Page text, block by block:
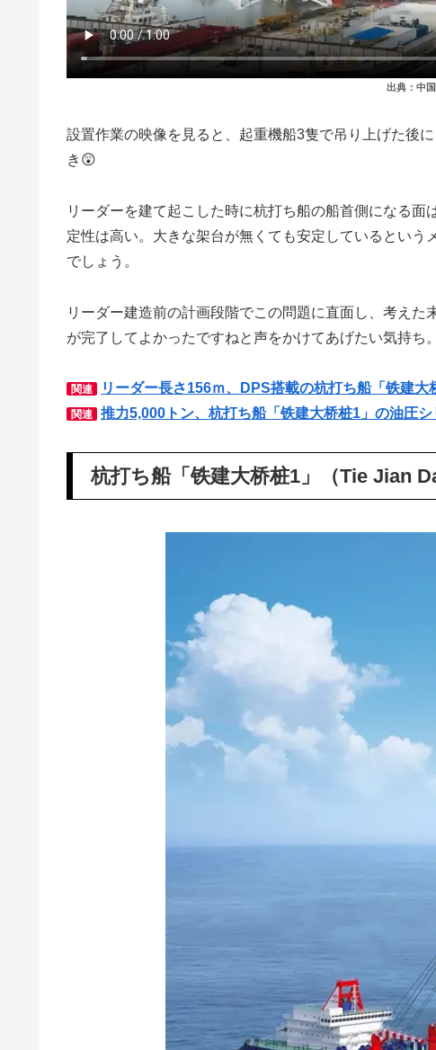
出典：中
設置作業の映像を見ると、起重機船3隻で吊り上げた後
き😲
リーダーを建て起こした時に杭打ち船の船首側になる
定性は高い。大きな架台が無くても安定しているとい
でしょう。
リーダー建造前の計画段階でこの問題に直面し、考え
が完了してよかったですねと声をかけてあげたい気持ち。
関連 リーダー長さ156ｍ、DPS搭載の杭打ち船「铁建大
関連 推力5,000トン、杭打ち船「铁建大桥桩1」の油圧シ
杭打ち船「铁建大桥桩1」（Tie Jian